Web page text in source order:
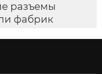
разъемы
фабрик